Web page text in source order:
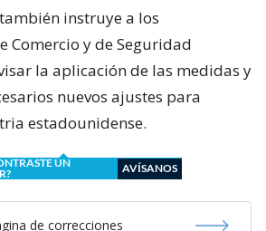
instruye a los
Comercio y de Seguridad
la aplicación de las medidas y
nuevos ajustes para
estadounidense.
UN
AVÍSANOS
de correcciones